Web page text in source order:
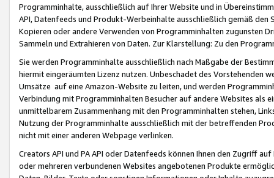
Programminhalte, ausschließlich auf Ihrer Website und in
API, Datenfeeds und Produkt-Werbeinhalte ausschließlich gemäß
Kopieren oder andere Verwenden von Programminhalten zugunsten
Sammeln und Extrahieren von Daten. Zur Klarstellung: Zu den
Sie werden Programminhalte ausschließlich nach Maßgabe der
hiermit eingeräumten Lizenz nutzen. Unbeschadet des Vorstehenden
Umsätze auf eine Amazon-Website zu leiten, und werden
Verbindung mit Programminhalten Besucher auf andere Websites als
unmittelbarem Zusammenhang mit den Programminhalten stehen,
Nutzung der Programminhalte ausschließlich mit der betreffenden
nicht mit einer anderen Webpage verlinken.
Creators API und PA API oder Datenfeeds können Ihnen den Zugriff
oder mehreren verbundenen Websites angebotenen Produkte